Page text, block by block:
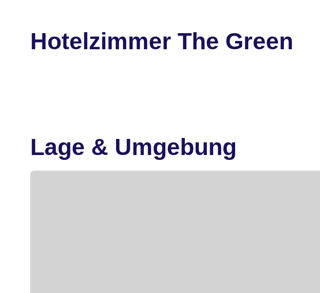
Hotelzimmer The Green
Lage & Umgebung